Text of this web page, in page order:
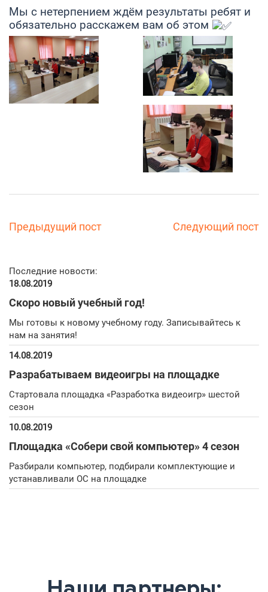
Мы с нетерпением ждём результаты ребят и
обязательно расскажем вам об этом
Предыдущий пост Следующий пост
Последние новости:
18.08.2019
Скоро новый учебный год!
Мы готовы к новому учебному году. Записывайтесь к
нам на занятия!
14.08.2019
Разрабатываем видеоигры на площадке
Стартовала площадка «Разработка видеоигр» шестой
сезон
10.08.2019
Площадка «Собери свой компьютер» 4 сезон
Разбирали компьютер, подбирали комплектующие и
устанавливали ОС на площадке